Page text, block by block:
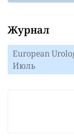
Журнал
European
Июль